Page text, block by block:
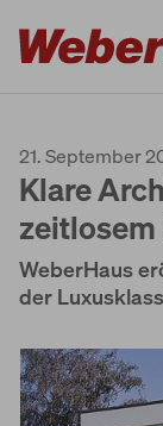
21. September
Klare
zeitlosem
WeberHaus
der Houses